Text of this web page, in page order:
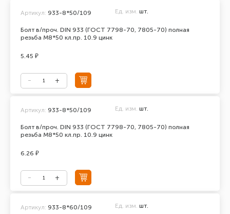
Болт в/проч. DIN 933 (ГОСТ 7798-70, 7805-70) полная
резьба М8*50 кл.пр. 10.9 цинк
Артикул: 933-8*50/109 Ед. изм. шт.
5.45 ₽
Болт в/проч. DIN 933 (ГОСТ 7798-70, 7805-70) полная
резьба М8*50 кл.пр. 10.9 цинк
Артикул: 933-8*50/109 Ед. изм. шт.
6.26 ₽
Артикул: 933-8*60/109 Ед. изм. шт.